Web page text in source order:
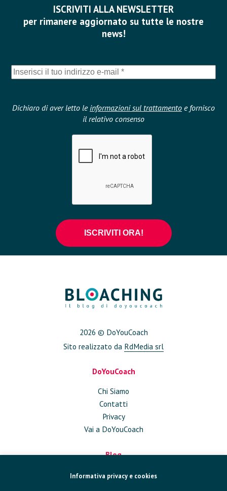
ISCRIVITI ALLA NEWSLETTER
per rimanere aggiornato su tutte le nostre
news!
Dichiaro di aver letto le informazioni sul trattamento e fornisco
il relativo consenso
2026 © DoYouCoach
Sito realizzato da RdMedia srl
DoYouCoach
Chi Siamo
Contatti
Privacy
Vai a DoYouCoach
Blog
Approfondimenti
Informativa privacy e cookies